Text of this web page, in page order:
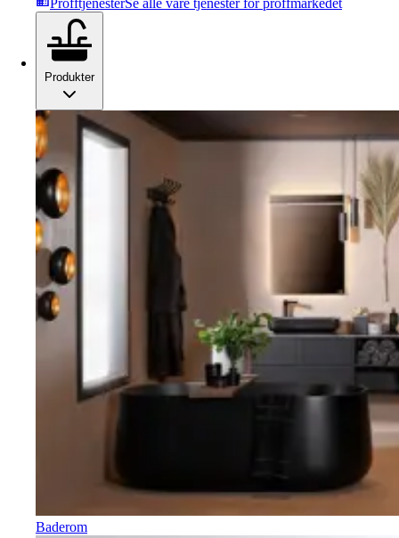
ProfftjenesterSe alle våre tjenester for proffmarkedet
Produkter
Baderom